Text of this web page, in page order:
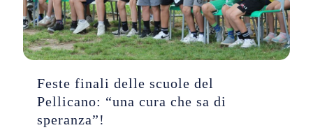
Feste finali delle scuole del
Pellicano: “una cura che sa di
speranza”!